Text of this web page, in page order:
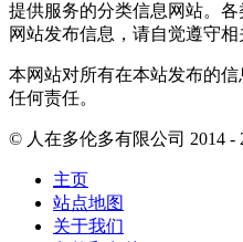
提供服务的分类信息网站。
网站发布信息，请自觉遵守相
本网站对所有在本站发布的
任何责任。
© 人在多伦多有限公司 2014 -
主页
站点地图
关于我们